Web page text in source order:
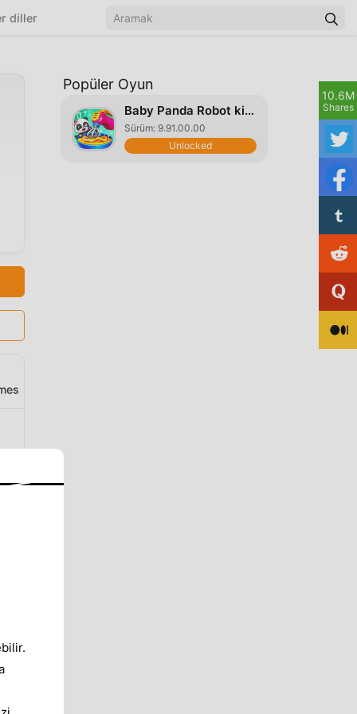
diller
Popüler Oyun
Baby Panda Robot kitchen
Sürüm: 9.91.00.00
Unlocked
10.6M
Shares